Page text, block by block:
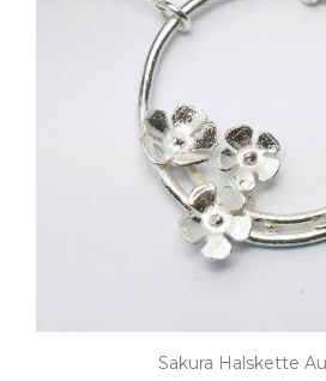
Sakura Halskette